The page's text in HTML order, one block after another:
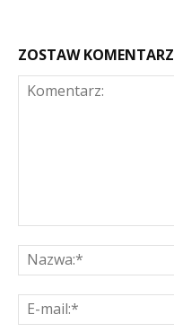
ZOSTAW KOMENTARZ